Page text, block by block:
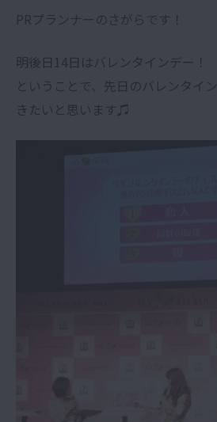
PRプランナーのさがらです！
明後日14日はバレンタインデー！
ということで、先日のバレンタイ
きたいと思います♫